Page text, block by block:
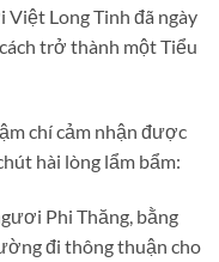
Việt Long Tinh đã ngày
trở thành một Tiểu
chí cảm nhận được
hài lòng lẩm bẩm:
Phi Thăng, bằng
đi thông thuận cho